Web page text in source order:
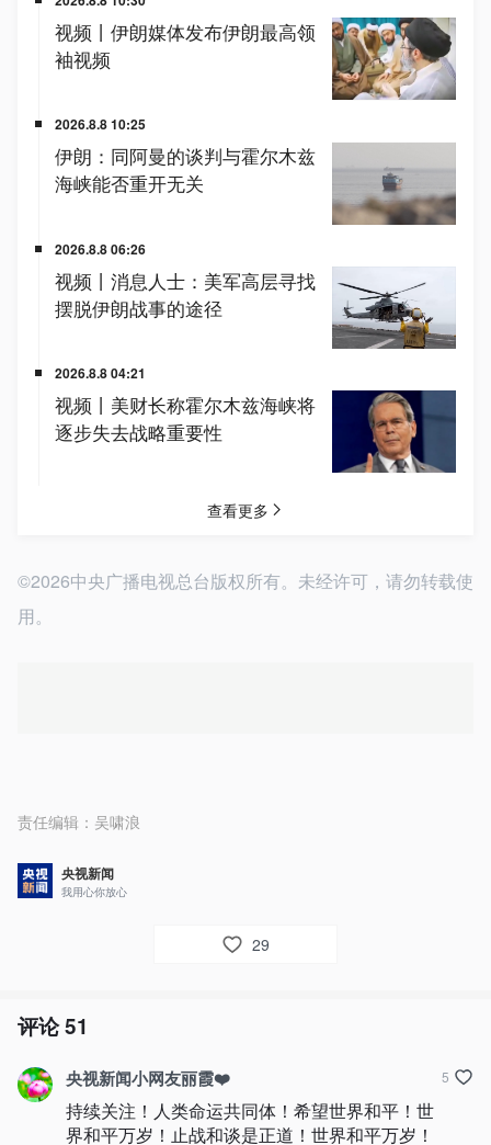
©2026中央广播电视总台版权所有。未经许可，请勿转载使
用。
责任编辑： 吴啸浪
央视新闻
我用心你放心
29
评论51
央视新闻小网友丽霞❤️
持续关注！人类命运共同体！希望世界和平！世
界和平万岁！止战和谈是正道！世界和平万岁！
5